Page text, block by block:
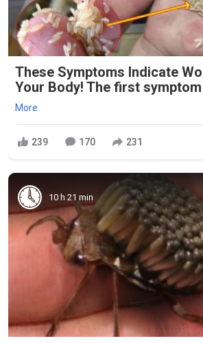
These Symptoms Indicate
Your Body! The first
More
239 170 231
10 h 21 min